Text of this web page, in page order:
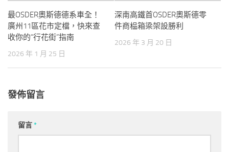
最OSDER奧斯德德系車全！
廣州11區花市定檔，快來查
收你的“行花街”指南
2026 年 1 月 25 日
深南高鐵首OSDER奧斯德零
件商榀箱梁架設勝利
2026 年 3 月 20 日
發佈留言
留言*